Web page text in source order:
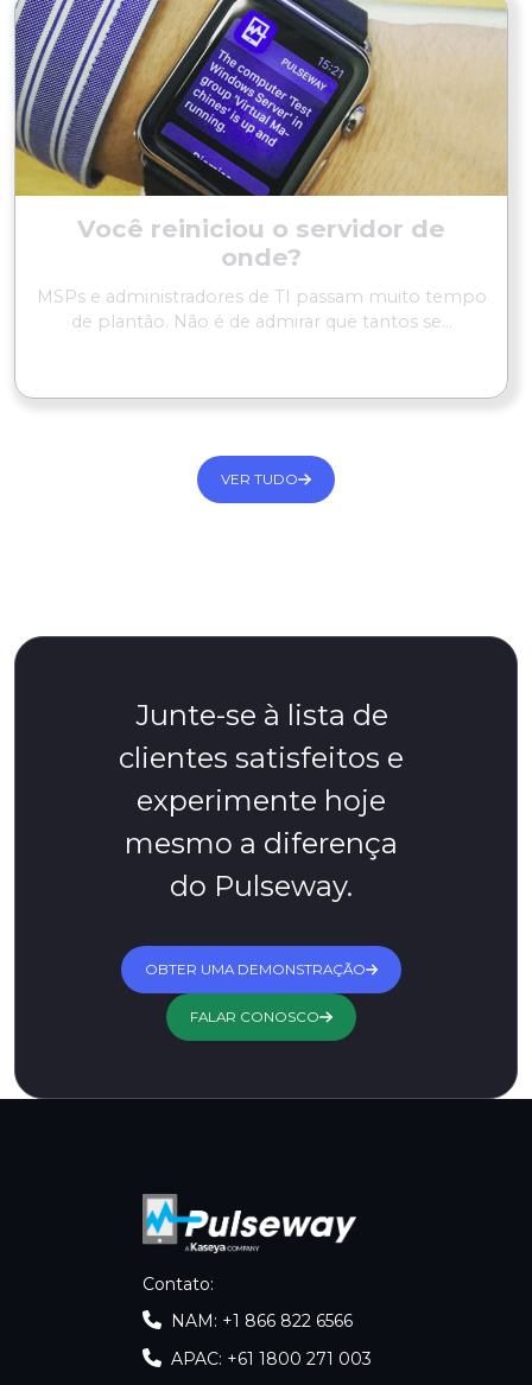
Você reiniciou o servidor de
onde?
MSPs e administradores de TI passam muito tempo
de plantão. Não é de admirar que tantos se...
VER TUDO
Junte-se à lista de
clientes satisfeitos e
experimente hoje
mesmo a diferença
do Pulseway.
OBTER UMA DEMONSTRAÇÃO
FALAR CONOSCO
Contato:
NAM: +1 866 822 6566
APAC: +61 1800 271 003